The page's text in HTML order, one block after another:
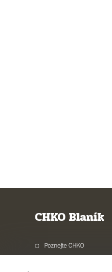
CHKO Blaník
Poznejte CHKO